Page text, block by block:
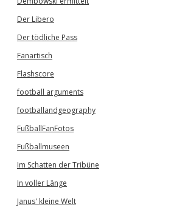
Der Libero
Der tödliche Pass
Fanartisch
Flashscore
football arguments
footballandgeography
FußballFanFotos
Fußballmuseen
Im Schatten der Tribüne
In voller Länge
Janus' kleine Welt